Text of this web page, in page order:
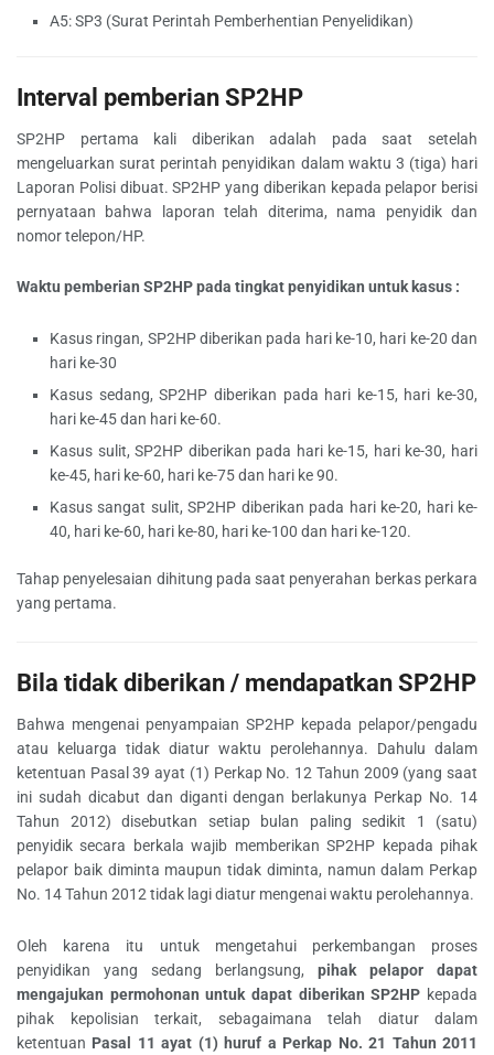
A5: SP3 (Surat Perintah Pemberhentian Penyelidikan)
Interval pemberian SP2HP
SP2HP pertama kali diberikan adalah pada saat setelah
mengeluarkan surat perintah penyidikan dalam waktu 3 (tiga) hari
Laporan Polisi dibuat. SP2HP yang diberikan kepada pelapor berisi
pernyataan bahwa laporan telah diterima, nama penyidik dan
nomor telepon/HP.
Waktu pemberian SP2HP pada tingkat penyidikan untuk kasus :
Kasus ringan, SP2HP diberikan pada hari ke-10, hari ke-20 dan
hari ke-30
Kasus sedang, SP2HP diberikan pada hari ke-15, hari ke-30,
hari ke-45 dan hari ke-60.
Kasus sulit, SP2HP diberikan pada hari ke-15, hari ke-30, hari
ke-45, hari ke-60, hari ke-75 dan hari ke 90.
Kasus sangat sulit, SP2HP diberikan pada hari ke-20, hari ke-
40, hari ke-60, hari ke-80, hari ke-100 dan hari ke-120.
Tahap penyelesaian dihitung pada saat penyerahan berkas perkara
yang pertama.
Bila tidak diberikan / mendapatkan SP2HP
Bahwa mengenai penyampaian SP2HP kepada pelapor/pengadu
atau keluarga tidak diatur waktu perolehannya. Dahulu dalam
ketentuan Pasal 39 ayat (1) Perkap No. 12 Tahun 2009 (yang saat
ini sudah dicabut dan diganti dengan berlakunya Perkap No. 14
Tahun 2012) disebutkan setiap bulan paling sedikit 1 (satu)
penyidik secara berkala wajib memberikan SP2HP kepada pihak
pelapor baik diminta maupun tidak diminta, namun dalam Perkap
No. 14 Tahun 2012 tidak lagi diatur mengenai waktu perolehannya.
Oleh karena itu untuk mengetahui perkembangan proses
penyidikan yang sedang berlangsung, pihak pelapor dapat
mengajukan permohonan untuk dapat diberikan SP2HP kepada
pihak kepolisian terkait, sebagaimana telah diatur dalam
ketentuan Pasal 11 ayat (1) huruf a Perkap No. 21 Tahun 2011